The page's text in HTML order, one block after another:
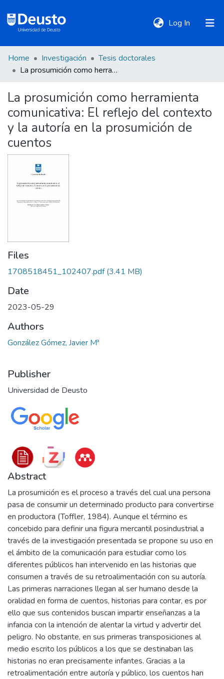
Log In (current)
DeustoTeka
Communities
&
Collections
All of DSpace
Statistics
Home Investigación
Tesis doctorales
La prosumición como herramienta comunicativa: El reflejo del contexto y la autoría en la prosumición de cuentos
La prosumición como herramienta
comunicativa: El reflejo del contexto
y la autoría en la prosumición de
cuentos
Files
1708518451_102407.pdf(3.41 MB)
Date
2023-05-29
Authors
González Gómez, Javier Mª
Publisher
Universidad de Deusto
Abstract
La prosumición es el proceso a través del cual una persona
pasa de consumir un determinado producto para convertirse
en productora (Toffler, 1984). Aunque el término es
concebido para definir una figura mercantil posindustrial a
través de la investigación presentada se propone su uso en
el ámbito de la comunicación para estudiar como los
diferentes públicos han intervenido en las historias que
consumen a través de su retroalimentación con su autoría.
Las primeras narraciones llegan al ser humano desde la
oralidad en forma de cuentos, historias para contar, es por
ello que sus contenidos buscan impartir enseñanzas a la
infancia con la intención de alentar la virtud y advertir del
peligro. No obstante, en sus primeras transposiciones al
medio escrito los públicos a los que se destinaban las
historias no eran precisamente infantes. Gracias a la
retroalimentación entre autoría y público, los cuentos han